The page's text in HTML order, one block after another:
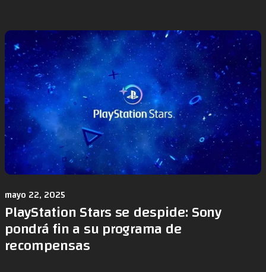
mayo 22, 2025
PlayStation Stars se despide: Sony
pondrá fin a su programa de
recompensas